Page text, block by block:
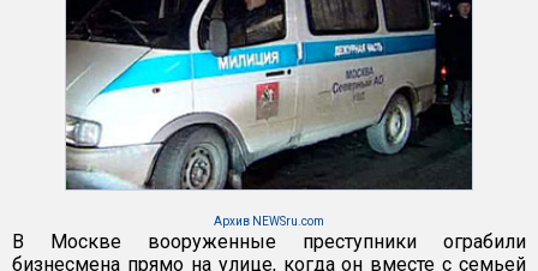
Архив NEWSru.com
В Москве вооруженные преступники ограбили
бизнесмена прямо на улице, когда он вместе с семьей